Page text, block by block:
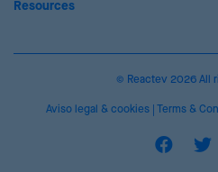
Resources
© Reactev 2026 All
Aviso legal & cookies Terms &